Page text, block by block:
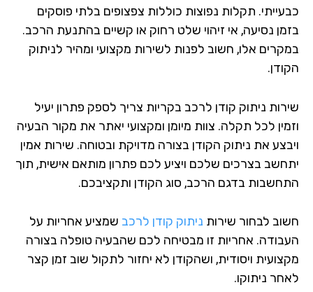
כבעייתי. תקלות נפוצות כוללות צפצופים בלתי פוסקים
בזמן נסיעה, אי זיהוי שלט רחוק או קשיים בהתנעת הרכב.
במקרים אלו, חשוב לפנות לשירות מקצועי ומהיר לניתוק
הקודן.
שירות ניתוק קודן לרכב בקריות צריך לספק פתרון יעיל
וזמין לכל תקלה. צוות מיומן ומקצועי יאתר את מקור הבעיה
ויבצע את ניתוק הקודן בצורה מדויקת ובטוחה. שירות אמין
יתחשב בצרכים שלכם ויציע לכם פתרון מותאם אישית, תוך
התחשבות בדגם הרכב, סוג הקודן ותקציבכם.
חשוב לבחור שירות ניתוק קודן לרכב שמציע אחריות על
העבודה. אחריות זו מבטיחה לכם שהבעיה טופלה בצורה
מקצועית ויסודית, ושהקודן לא יחזור לתקול שוב זמן קצר
לאחר ניתוקו.